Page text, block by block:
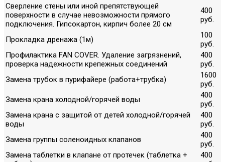
Сверление стены или иной препятствующей
поверхности в случае невозможности прямого
подключения. Гипсокартон, кирпич более 20 см
400
руб.
Прокладка дренажа (1м)
100
руб.
Профилактика FAN COVER. Удаление загрязнений,
проверка надежности крепежных соединений
400
руб.
Замена трубок в пурифайере (работа+трубка)
1600
руб.
Замена крана холодной/горячей воды
400
руб.
Замена крана с защитой от детей холодной/горячей
воды
400
руб.
Замена группы соленоидных клапанов
400
руб.
Замена таблетки в клапане от протечек (таблетка +
400